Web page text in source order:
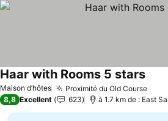
Maison d’hôtes Proximité du Old Course
Haar with Rooms 5 stars
8,8 Excellent 623 à 1.7 km de : East